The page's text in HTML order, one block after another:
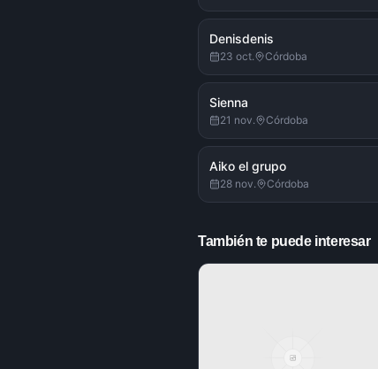
Denisdenis
23 oct. Córdoba
Sienna
21 nov. Córdoba
Aiko el grupo
28 nov. Córdoba
También te puede interesar